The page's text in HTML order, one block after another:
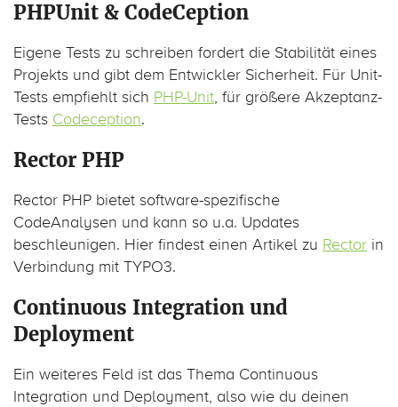
PHPUnit & CodeCeption
Eigene Tests zu schreiben fordert die Stabilität eines
Projekts und gibt dem Entwickler Sicherheit. Für Unit-
Tests empfiehlt sich PHP-Unit, für größere Akzeptanz-
Tests Codeception.
Rector PHP
Rector PHP bietet software-spezifische
CodeAnalysen und kann so u.a. Updates
beschleunigen. Hier findest einen Artikel zu Rector in
Verbindung mit TYPO3.
Continuous Integration und
Deployment
Ein weiteres Feld ist das Thema Continuous
Integration und Deployment, also wie du deinen